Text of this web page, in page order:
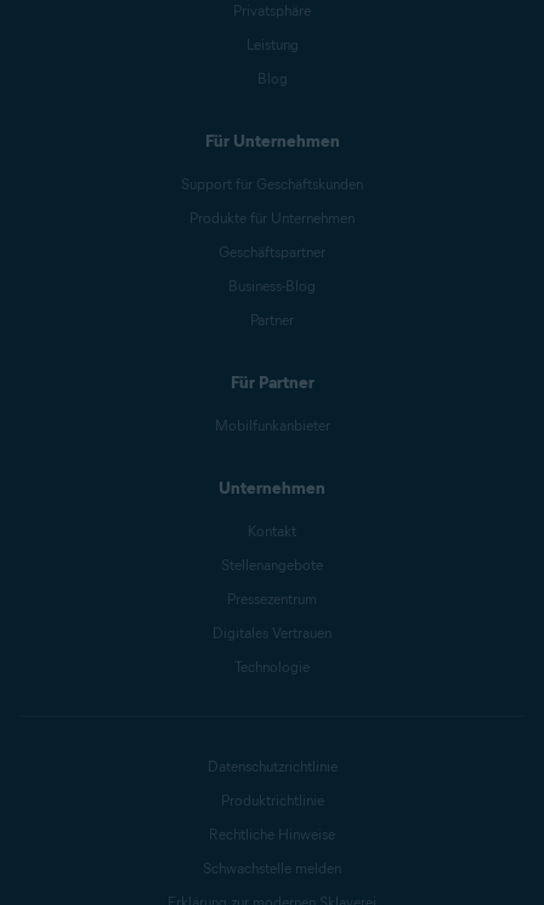
Privatsphäre
Leistung
Blog
Für Unternehmen
Support für Geschäftskunden
Produkte für Unternehmen
Geschäftspartner
Business-Blog
Partner
Für Partner
Mobilfunkanbieter
Unternehmen
Kontakt
Stellenangebote
Pressezentrum
Digitales Vertrauen
Technologie
Datenschutzrichtlinie
Produktrichtlinie
Rechtliche Hinweise
Schwachstelle melden